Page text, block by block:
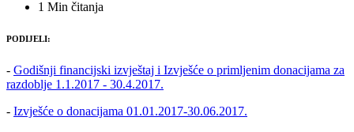
1 Min čitanja
PODIJELI:
- Godišnji financijski izvještaj i Izvješće o primljenim donacijama za
razdoblje 1.1.2017 - 30.4.2017.
- Izvješće o donacijama 01.01.2017-30.06.2017.